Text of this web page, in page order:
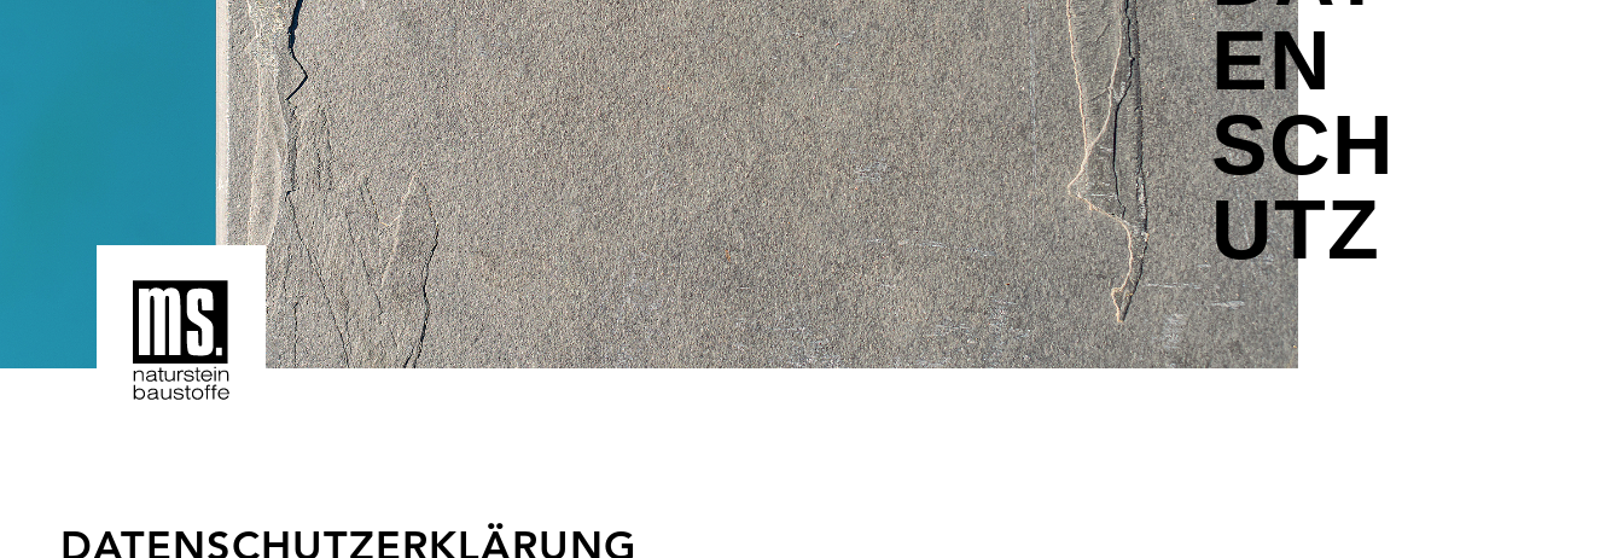
EN
SCH
UTZ
DATENSCHUTZ­ERKLÄRUNG